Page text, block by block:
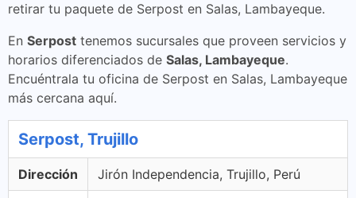
retirar tu paquete de Serpost en Salas, Lambayeque.
En Serpost tenemos sucursales que proveen servicios y
horarios diferenciados de Salas, Lambayeque.
Encuéntrala tu oficina de Serpost en Salas, Lambayeque
más cercana aquí.
Serpost, Trujillo
Dirección Jirón Independencia, Trujillo, Perú